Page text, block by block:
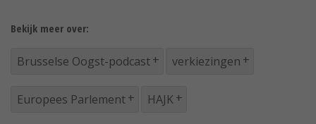
Bekijk meer over:
Brusselse Oogst-podcast verkiezingen
Europees Parlement HAJK